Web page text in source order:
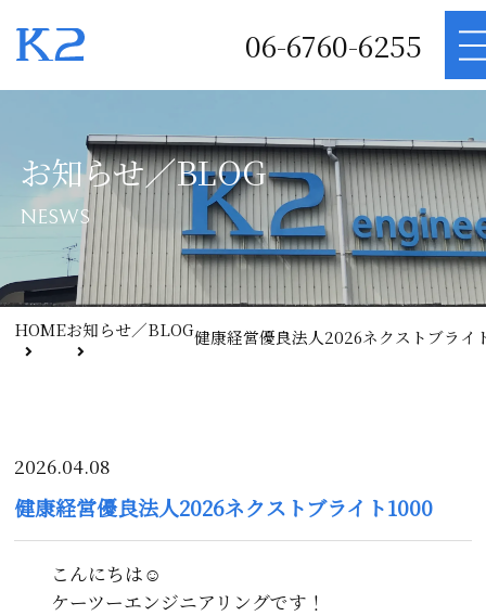
06-6760-6255
お知らせ／BLOG
NESWS
HOMEお知らせ／BLOG健康経営優良法人2026ネクストブライ
2026.04.08
健康経営優良法人2026ネクストブライト1000
こんにちは☺️
ケーツーエンジニアリングです！